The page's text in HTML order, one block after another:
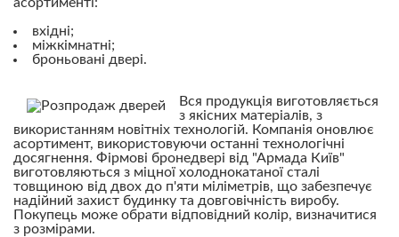
вхідні;
міжкімнатні;
броньовані двері.
Вся продукція виготовляється
з якісних матеріалів, з
використанням новітніх технологій. Компанія оновлює
асортимент, використовуючи останні технологічні
досягнення. Фірмові бронедвері від "Армада Київ"
виготовляються з міцної холоднокатаної сталі
товщиною від двох до п'яти міліметрів, що забезпечує
надійний захист будинку та довговічність виробу.
Покупець може обрати відповідний колір, визначитися
з розмірами.